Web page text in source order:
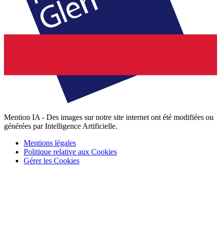
Mention IA - Des images sur notre site internet ont été modifiées ou
générées par Intelligence Artificielle.
Mentions légales
Politique relative aux Cookies
Gérer les Cookies